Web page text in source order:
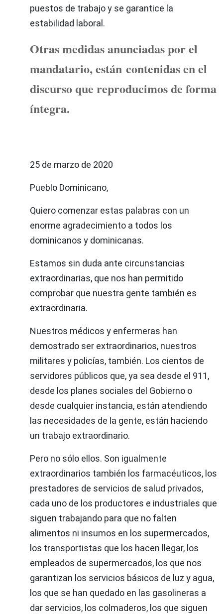
puestos de trabajo y se garantice la
estabilidad laboral.
Otras medidas anunciadas por el
mandatario, están contenidas en el
discurso que reproducimos de forma
íntegra.
25 de marzo de 2020
Pueblo Dominicano,
Quiero comenzar estas palabras con un
enorme agradecimiento a todos los
dominicanos y dominicanas.
Estamos sin duda ante circunstancias
extraordinarias, que nos han permitido
comprobar que nuestra gente también es
extraordinaria.
Nuestros médicos y enfermeras han
demostrado ser extraordinarios, nuestros
militares y policías, también. Los cientos de
servidores públicos que, ya sea desde el 911,
desde los planes sociales del Gobierno o
desde cualquier instancia, están atendiendo
las necesidades de la gente, están haciendo
un trabajo extraordinario.
Pero no sólo ellos. Son igualmente
extraordinarios también los farmacéuticos, los
prestadores de servicios de salud privados,
cada uno de los productores e industriales que
siguen trabajando para que no falten
alimentos ni insumos en los supermercados,
los transportistas que los hacen llegar, los
empleados de supermercados, los que nos
garantizan los servicios básicos de luz y agua,
los que se han quedado en las gasolineras a
dar servicios, los colmaderos, los que siguen